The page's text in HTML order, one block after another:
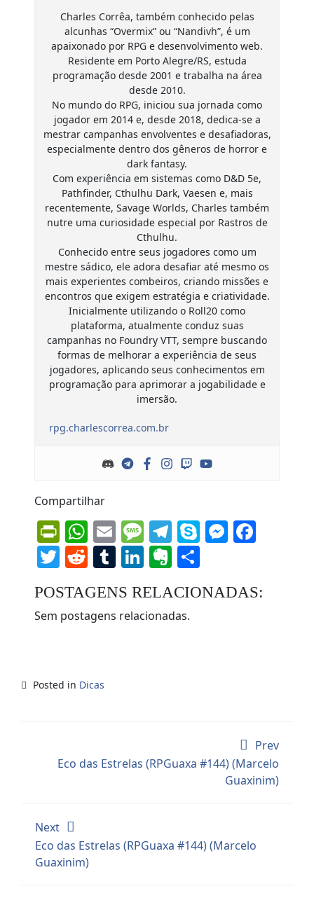
Charles Corrêa, também conhecido pelas
alcunhas “Overmix” ou “Nandivh”, é um
apaixonado por RPG e desenvolvimento web.
Residente em Porto Alegre/RS, estuda
programação desde 2001 e trabalha na área
desde 2010.
No mundo do RPG, iniciou sua jornada como
jogador em 2014 e, desde 2018, dedica-se a
mestrar campanhas envolventes e desafiadoras,
especialmente dentro dos gêneros de horror e
dark fantasy.
Com experiência em sistemas como D&D 5e,
Pathfinder, Cthulhu Dark, Vaesen e, mais
recentemente, Savage Worlds, Charles também
nutre uma curiosidade especial por Rastros de
Cthulhu.
Conhecido entre seus jogadores como um
mestre sádico, ele adora desafiar até mesmo os
mais experientes combeiros, criando missões e
encontros que exigem estratégia e criatividade.
Inicialmente utilizando o Roll20 como
plataforma, atualmente conduz suas
campanhas no Foundry VTT, sempre buscando
formas de melhorar a experiência de seus
jogadores, aplicando seus conhecimentos em
programação para aprimorar a jogabilidade e
imersão.
rpg.charlescorrea.com.br
Compartilhar
PrintFriendly
WhatsApp
EmailMessage
Telegram
Skype
Twitter
Reddit
Tumblr
LinkedIn
Evernote
POSTAGENS RELACIONADAS:
Sem postagens relacionadas.
Posted in Dicas
Prev
Eco das Estrelas (RPGuaxa #144) (Marcelo
Guaxinim)
Next
Eco das Estrelas (RPGuaxa #144) (Marcelo
Guaxinim)